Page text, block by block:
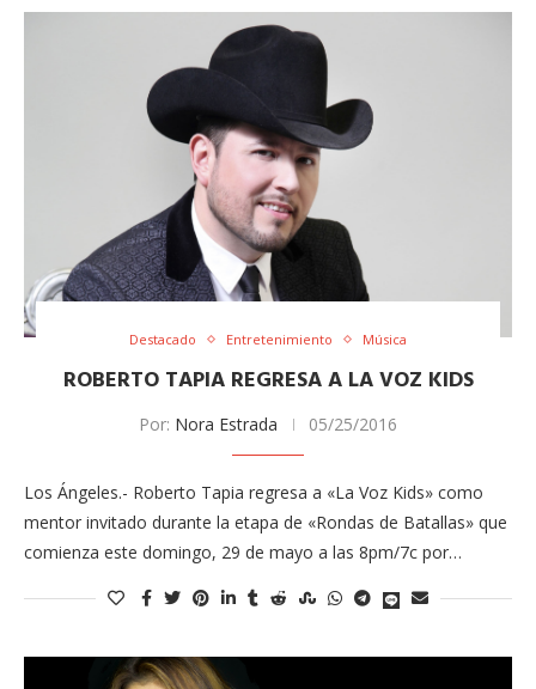
Destacado Entretenimiento Música
ROBERTO TAPIA REGRESA A LA VOZ KIDS
Por: Nora Estrada 05/25/2016
Los Ángeles.- Roberto Tapia regresa a «La Voz Kids» como
mentor invitado durante la etapa de «Rondas de Batallas» que
comienza este domingo, 29 de mayo a las 8pm/7c por…